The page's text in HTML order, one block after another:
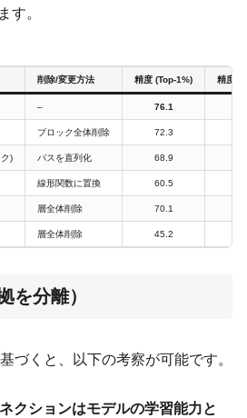
す。
削除/変更方法 精度 (Top-1%) 精度変
– 76.1
ブロック全体削除 72.3
) パスを直列化 68.9
線形関数に置換 60.5
層全体削除 70.1
層全体削除 45.2
を分離）
づくと、以下の考察が可能です。
クションはモデルの学習能力と